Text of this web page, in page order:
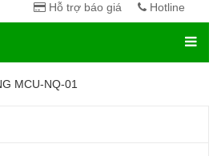
Hỗ trợ báo giá Hotline
MCU-NQ-01